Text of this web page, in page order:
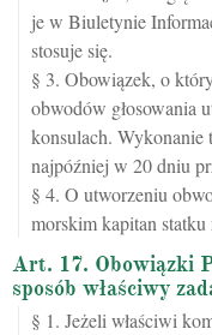
je w Biuletynie
stosuje się.
§ 3. Obowiązek, o
obwodów głosowania
konsulach. Wykonanie
najpóźniej w 20 dniu
§ 4. O utworzeniu
morskim kapitan
Art. 17. Obowiązki
sposób właściwy
§ 1. Jeżeli właściwi